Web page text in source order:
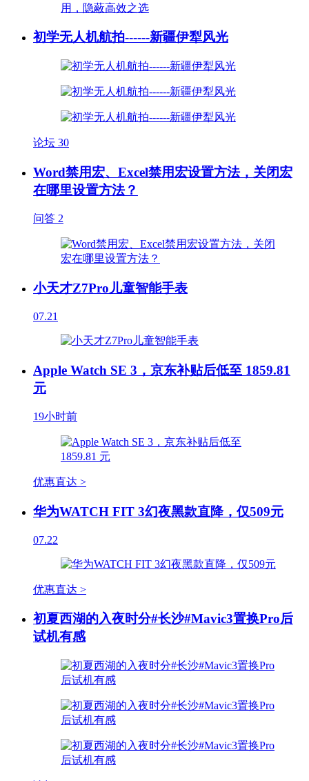
初学无人机航拍------新疆伊犁风光
论坛 30
Word禁用宏、Excel禁用宏设置方法，关闭宏
在哪里设置方法？
问答 2
小天才Z7Pro儿童智能手表
07.21
Apple Watch SE 3，京东补贴后低至 1859.81
元
19小时前
优惠直达 >
华为WATCH FIT 3幻夜黑款直降，仅509元
07.22
优惠直达 >
初夏西湖的入夜时分#长沙#Mavic3置换Pro后
试机有感